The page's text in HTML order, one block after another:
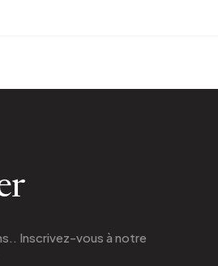
Inscrivez-vous à notre